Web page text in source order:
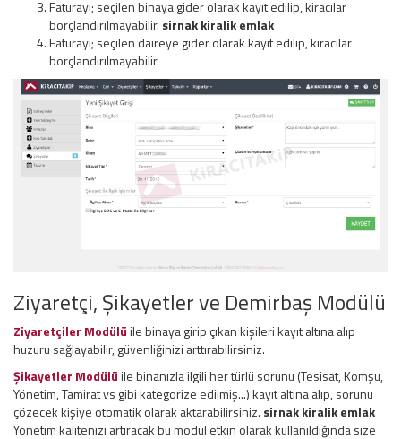
Faturayı; seçilen binaya gider olarak kayıt edilip, kiracılar
borçlandırılmayabilir. sirnak kiralik emlak
Faturayı; seçilen daireye gider olarak kayıt edilip, kiracılar
borçlandırılmayabilir.
Ziyaretçi, Şikayetler ve Demirbaş Modülü
Ziyaretçiler Modülüile binaya girip çıkan kişileri kayıt altına alıp
huzuru sağlayabilir, güvenliğinizi arttırabilirsiniz.
Şikayetler Modülüile binanızla ilgili her türlü sorunu (Tesisat, Komşu,
Yönetim, Tamirat vs gibi kategorize edilmiş...) kayıt altına alıp, sorunu
çözecek kişiye otomatik olarak aktarabilirsiniz. sirnak kiralik emlak
Yönetim kalitenizi artıracak bu modül etkin olarak kullanıldığında size